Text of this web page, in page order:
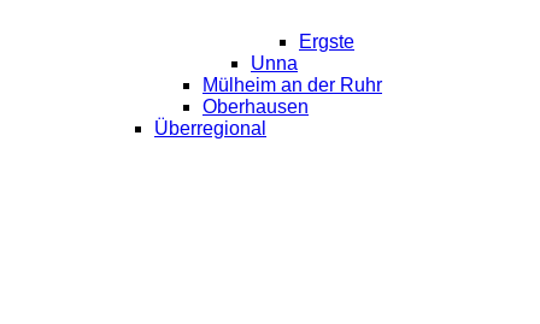
Ergste
Unna
Mülheim an der Ruhr
Oberhausen
Überregional